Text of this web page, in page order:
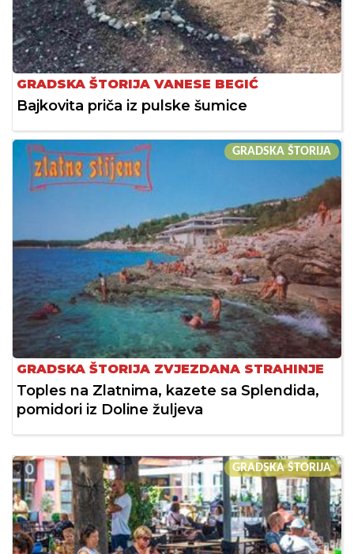
GRADSKA ŠTORIJA VANESE BEGIĆ
Bajkovita priča iz pulske šumice
GRADSKA ŠTORIJA
GRADSKA ŠTORIJA ZVJEZDANA STRAHINJE
Toples na Zlatnima, kazete sa Splendida,
pomidori iz Doline žuljeva
GRADSKA ŠTORIJA